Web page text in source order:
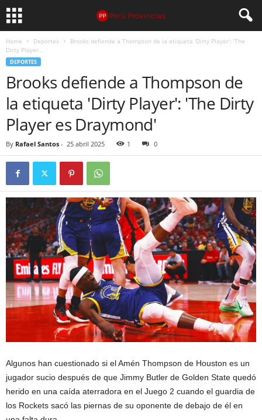
Home Deportes
Brooks defiende a Thompson de la etiqueta 'Dirty Player': 'The
Dirty Player...
DEPORTES
Brooks defiende a Thompson de
la etiqueta 'Dirty Player': 'The Dirty
Player es Draymond'
By Rafael Santos - 25 abril 2025 1 0
Algunos han cuestionado si el Amén Thompson de Houston es un
jugador sucio después de que Jimmy Butler de Golden State quedó
herido en una caída aterradora en el Juego 2 cuando el guardia de
los Rockets sacó las piernas de su oponente de debajo de él en